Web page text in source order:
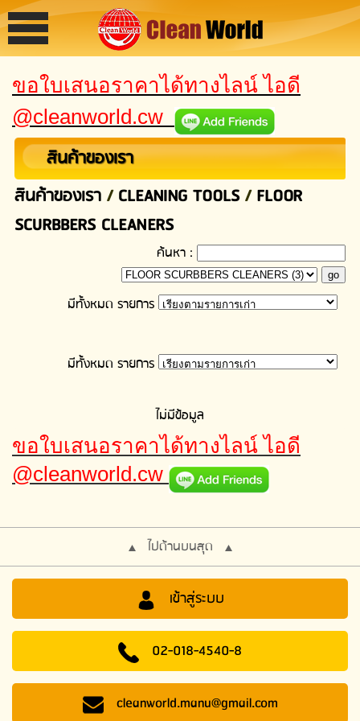
ขอใบเสนอราคาได้ทางไลน์ ไอดี
@cleanworld.cw
สินค้าของเรา
สินค้าของเรา/CLEANING TOOLS/FLOOR
SCURBBERS CLEANERS
ค้นหา :
มีทั้งหมด รายการ
มีทั้งหมด รายการ
ไม่มีข้อมูล
ขอใบเสนอราคาได้ทางไลน์ ไอดี
@cleanworld.cw
ไปด้านบนสุด
เข้าสู่ระบบ
02-018-4540-8
cleanworld.manu@gmail.com